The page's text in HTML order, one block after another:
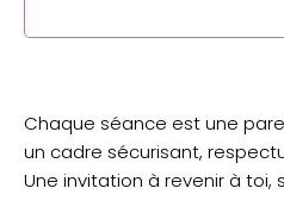
Chaque séance est une
un cadre sécurisant,
Une invitation à revenir à toi,